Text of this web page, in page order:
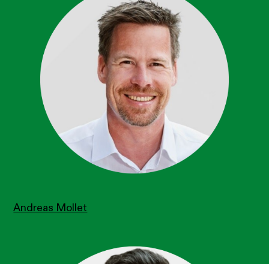
Andreas Mollet